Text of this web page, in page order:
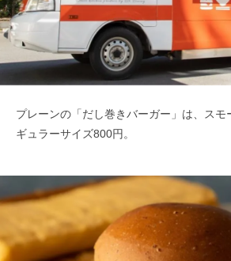
プレーンの「だし巻きバーガー」は、スモ
ギュラーサイズ800円。